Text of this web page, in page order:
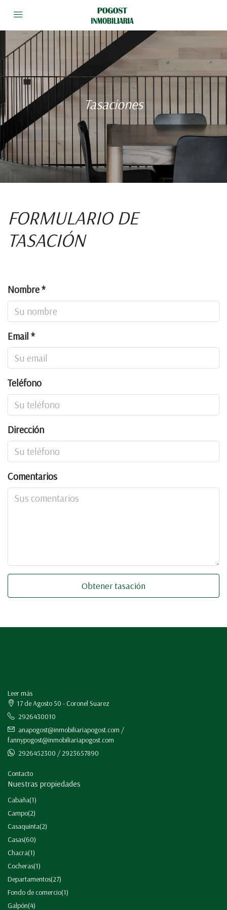
Tasaciones
FORMULARIO DE
TASACIÓN
Nombre *
Email *
Teléfono
Dirección
Comentarios
Obtener tasación
Leer más
17 de Agosto 50 - Coronel Suarez
2926430010
anapogost@inmobiliariapogost.com /
fannypogost@inmobiliariapogost.com
2926452300 / 2923657890
Contacto
Nuestras propiedades
Cabaña(1)
Campo(2)
Casaquinta(2)
Casas(60)
Chacra(1)
Cocheras(1)
Departamentos(27)
Fondo de comercio(1)
Galpón(4)